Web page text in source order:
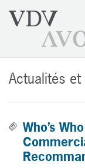
Actualités
Who’s